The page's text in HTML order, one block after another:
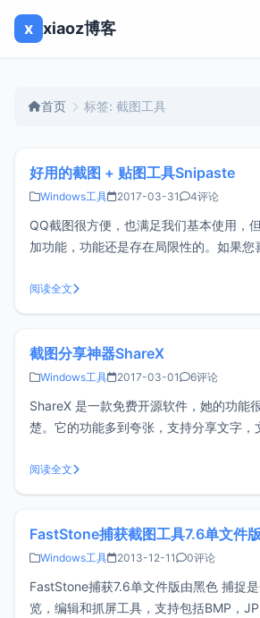
x xiaoz博客
首页 标签: 截图工具
好用的截图 + 贴图工具Snipaste
Windows工具 2017-03-31 4评论
QQ截图很方便，也满足我们基本使用，
加功能，功能还是存在局限性的。如果您
定要试试Snipaste.Snipaste 是一个简单
也可以让你将截图贴回到屏幕上！下载
阅读全文
截图分享神器ShareX
Windows工具 2017-03-01 6评论
ShareX 是一款免费开源软件，她的功能
楚。它的功能多到夸张，支持分享文字，
Dropbox, Google Drive, Mega, FTP 等等
上传
阅读全文
FastStone捕获截图工具7.6单文件版
Windows工具 2013-12-11 0评论
FastStone捕获7.6单文件版由黑色 捕捉
览，编辑和抓屏工具，支持包括BMP，